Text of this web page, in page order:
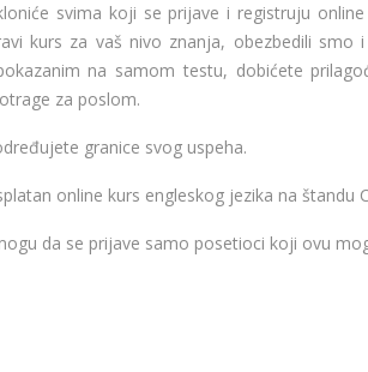
svima koji se prijave i registruju
kurs za vaš nivo znanja, obezbedili smo
na samom testu, dobićete
za poslom.
granice svog uspeha.
online kurs engleskog jezika na štandu
da se prijave samo posetioci koji ovu